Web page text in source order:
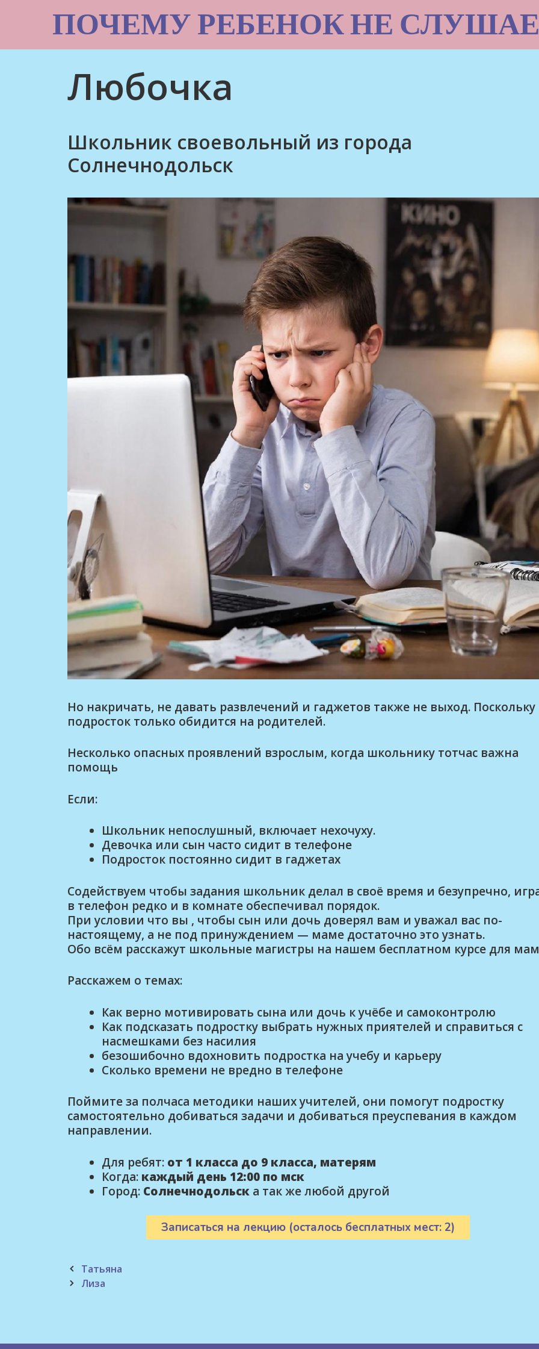
ПОЧЕМУ РЕБЕНОК НЕ
Любочка
Школьник своевольный из города
Солнечнодольск
Но накричать, не давать развлечений и гаджетов также не выход. Поскольку
подросток только обидится на родителей.
Несколько опасных проявлений взрослым, когда школьнику тотчас важна
помощь
Если:
Школьник непослушный, включает нехочуху.
Девочка или сын часто сидит в телефоне
Подросток постоянно сидит в гаджетах
Содействуем чтобы задания школьник делал в своё время и безупречно,
в телефон редко и в комнате обеспечивал порядок.
При условии что вы , чтобы сын или дочь доверял вам и уважал вас по-
настоящему, а не под принуждением — маме достаточно это узнать.
Обо всём расскажут школьные магистры на нашем бесплатном курсе для
Расскажем о темах:
Как верно мотивировать сына или дочь к учёбе и самоконтролю
Как подсказать подростку выбрать нужных приятелей и справиться с
насмешками без насилия
безошибочно вдохновить подростка на учебу и карьеру
Сколько времени не вредно в телефоне
Поймите за полчаса методики наших учителей, они помогут подростку
самостоятельно добиваться задачи и добиваться преуспевания в каждом
направлении.
Для ребят: от 1 класса до 9 класса, матерям
Когда: каждый день 12:00 по мск
Город: Солнечнодольск а так же любой другой
Записаться на лекцию (осталось бесплатных мест: 2)
Post
navigation
Татьяна
Лиза